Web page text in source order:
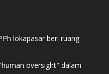
lokapasar beri ruang
oversight" dalam